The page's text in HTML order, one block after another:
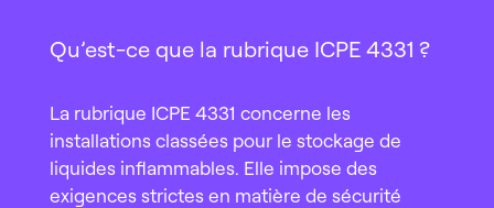
Qu’est-ce que la rubrique ICPE 4331 ?
La rubrique ICPE 4331 concerne les
installations classées pour le stockage de
liquides inflammables. Elle impose des
exigences strictes en matière de sécurité